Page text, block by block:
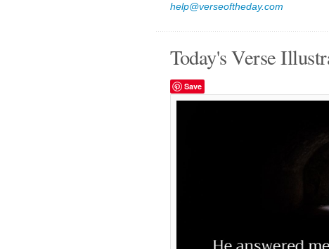
help@verseoftheday.com
Today's Verse
Save